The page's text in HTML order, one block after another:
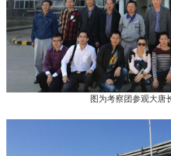
图为考察团参观大唐